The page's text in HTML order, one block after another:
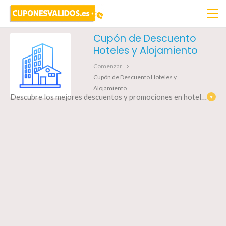
Cupón de Descuento
Hoteles y Alojamiento
Descubre los mejores descuentos y promociones en hoteles y alojamientos en Cupones Validos. Encuentra ofertas increíbles en destinos populares alrededor del mundo. Ya sea que estés planeando unas vacaciones de ensueño, un viaje de negocios o simplemente una escapada de fin de semana, aquí encontrarás los cupones más actualizados para que ahorres en tu próxima estadía. Navega por nuestra amplia selección de cupones y encuentra el hotel perfecto al mejor precio. ¡No te pierdas nuestras ofertas exclusivas de hoteles y alojamientos en Cupones Validos!
Comenzar
Cupón de Descuento Hoteles y
Alojamiento